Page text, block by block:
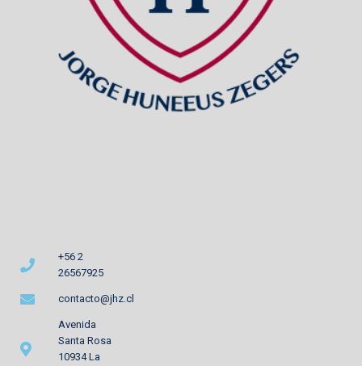
+56 2
26567925
contacto@jhz.cl
Avenida
Santa Rosa
10934 La